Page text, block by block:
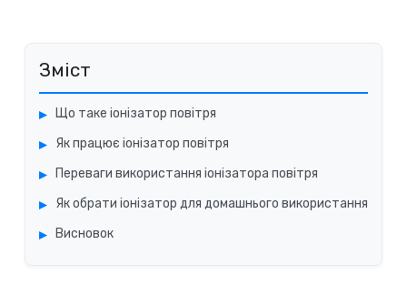
Зміст
Що таке іонізатор повітря
Як працює іонізатор повітря
Переваги використання іонізатора повітря
Як обрати іонізатор для домашнього використання
Висновок